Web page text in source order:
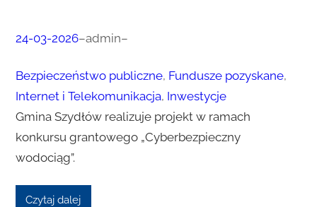
24-03-2026–admin–
Bezpieczeństwo publiczne, Fundusze pozyskane
Internet i Telekomunikacja, Inwestycje
Gmina Szydłów realizuje projekt w ramach
konkursu grantowego „Cyberbezpieczny
wodociąg”.
Czytaj dalej